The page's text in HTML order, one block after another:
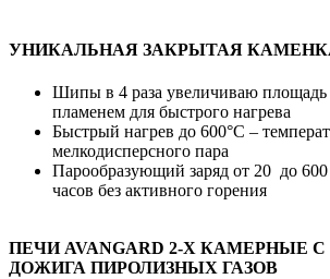
УНИКАЛЬНАЯ ЗАКРЫТАЯ
Шипы в 4 раза увеличиваю площадь
пламенем для быстрого нагрева
Быстрый нагрев до 600°С –
мелкодисперсного пара
Парообразующий заряд от 20 до 600
часов без активного горения
ПЕЧИ AVANGARD 2-Х КАМЕРНЫЕ
ДОЖИГА ПИРОЛИЗНЫХ ГАЗОВ